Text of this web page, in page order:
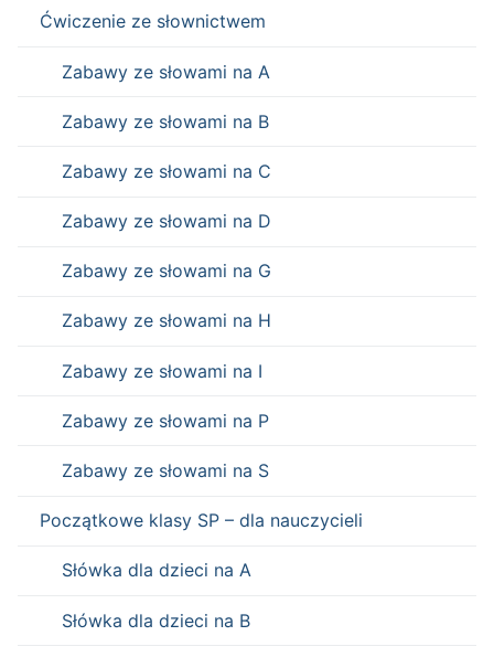
Ćwiczenie ze słownictwem
Zabawy ze słowami na A
Zabawy ze słowami na B
Zabawy ze słowami na C
Zabawy ze słowami na D
Zabawy ze słowami na G
Zabawy ze słowami na H
Zabawy ze słowami na I
Zabawy ze słowami na P
Zabawy ze słowami na S
Początkowe klasy SP – dla nauczycieli
Słówka dla dzieci na A
Słówka dla dzieci na B